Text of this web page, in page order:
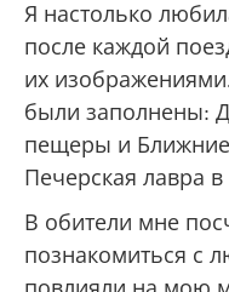
Я настолько
после каждой
их
были заполнены:
пещеры и
Печерская лавра
В обители мне
познакомиться с